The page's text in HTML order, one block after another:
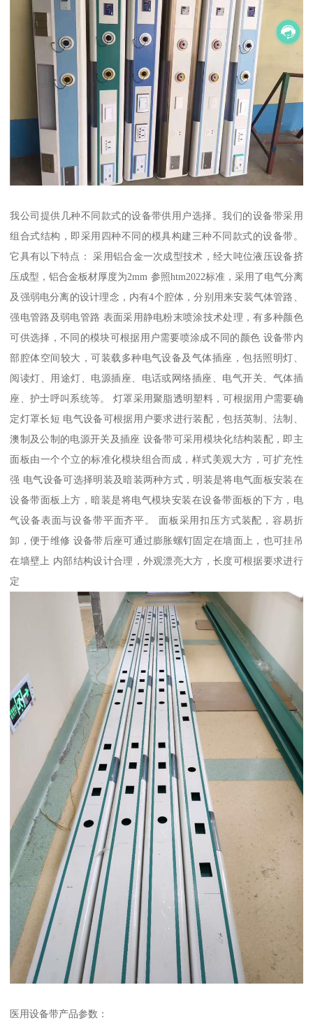
我公司提供几种不同款式的设备带供用户选择。我们的设备带采用
组合式结构，即采用四种不同的模具构建三种不同款式的设备带。
它具有以下特点： 采用铝合金一次成型技术，经大吨位液压设备挤
压成型，铝合金板材厚度为2mm 参照htm2022标准，采用了电气分离
及强弱电分离的设计理念，内有4个腔体，分别用来安装气体管路、
强电管路及弱电管路 表面采用静电粉末喷涂技术处理，有多种颜色
可供选择，不同的模块可根据用户需要喷涂成不同的颜色 设备带内
部腔体空间较大，可装载多种电气设备及气体插座，包括照明灯、
阅读灯、用途灯、电源插座、电话或网络插座、电气开关、气体插
座、护士呼叫系统等。 灯罩采用聚脂透明塑料，可根据用户需要确
定灯罩长短 电气设备可根据用户要求进行装配，包括英制、法制、
澳制及公制的电源开关及插座 设备带可采用模块化结构装配，即主
面板由一个个立的标准化模块组合而成，样式美观大方，可扩充性
强 电气设备可选择明装及暗装两种方式，明装是将电气面板安装在
设备带面板上方，暗装是将电气模块安装在设备带面板的下方，电
气设备表面与设备带平面齐平。 面板采用扣压方式装配，容易折
卸，便于维修 设备带后座可通过膨胀螺钉固定在墙面上，也可挂吊
在墙壁上 内部结构设计合理，外观漂亮大方，长度可根据要求进行
定
医用设备带产品参数：